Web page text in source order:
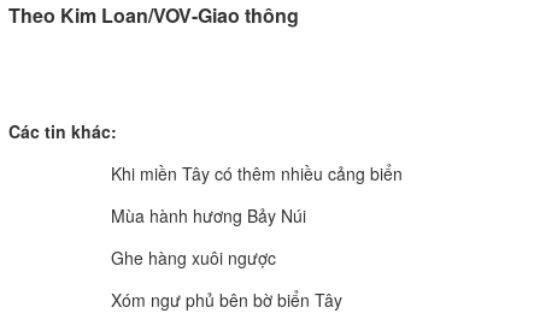
Theo Kim Loan/VOV-Giao thông
Các tin khác:
Khi miền Tây có thêm nhiều cảng biển
Mùa hành hương Bảy Núi
Ghe hàng xuôi ngược
Xóm ngư phủ bên bờ biển Tây